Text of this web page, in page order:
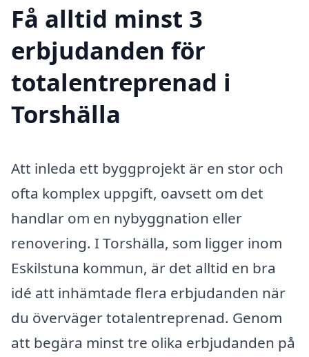
Få alltid minst 3
erbjudanden för
totalentreprenad i
Torshälla
Att inleda ett byggprojekt är en stor och
ofta komplex uppgift, oavsett om det
handlar om en nybyggnation eller
renovering. I Torshälla, som ligger inom
Eskilstuna kommun, är det alltid en bra
idé att inhämtade flera erbjudanden när
du överväger totalentreprenad. Genom
att begära minst tre olika erbjudanden på